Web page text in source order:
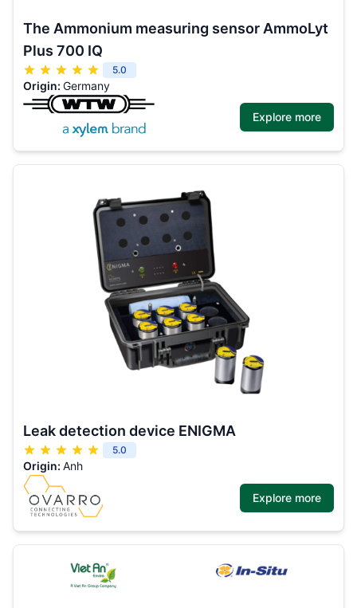
The Ammonium measuring sensor AmmoLyt
Plus 700 IQ
5.0
Origin: Germany
Explore more
Leak detection device ENIGMA
5.0
Origin: Anh
Explore more